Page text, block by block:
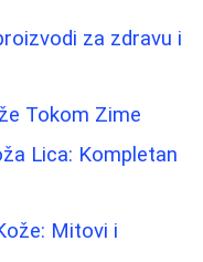
za zdravu i
Tokom Zime
Lica: Kompletan
Mitovi i